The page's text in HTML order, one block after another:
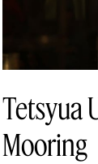
Tetsyua
Mooring